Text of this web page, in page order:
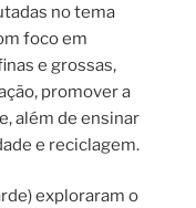
no tema
foco em
e grossas,
promover a
além de ensinar
e reciclagem.
exploraram o